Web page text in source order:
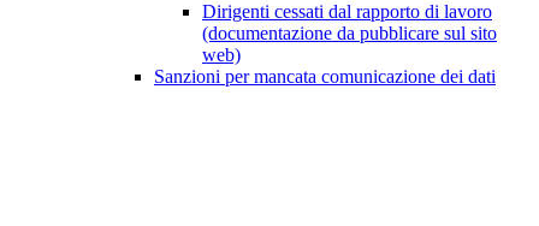
Dirigenti cessati dal rapporto di lavoro
(documentazione da pubblicare sul sito
web)
Sanzioni per mancata comunicazione dei dati